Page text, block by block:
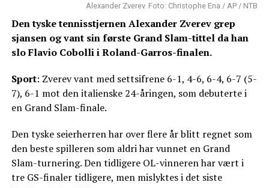
Alexander Zverev. Foto: Christophe Ena / AP / NTB
Den tyske tennisstjernen Alexander Zverev grep
sjansen og vant sin første Grand Slam-tittel da han
slo Flavio Cobolli i Roland-Garros-finalen.
Sport: Zverev vant med settsifrene 6-1, 4-6, 6-4, 6-7 (5-
7), 6-1 mot den italienske 24-åringen, som debuterte i
en Grand Slam-finale.
Den tyske seierherren har over flere år blitt regnet som
den beste spilleren som aldri har vunnet en Grand
Slam-turnering. Den tidligere OL-vinneren har vært i
tre GS-finaler tidligere, men mislyktes i det siste